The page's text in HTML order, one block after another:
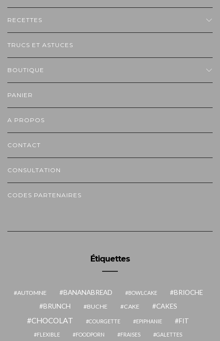
RECETTES
TRUCS ET ASTUCES
BOUTIQUE
PANIER
A PROPOS
CONTACT
CONSULTATION
CODES PARTENAIRES
Étiquettes
AUTOMNE BANANABREAD BOWLCAKE
BRIOCHE
BRUNCH
BUCHE CAKE CAKES
CHOCOLAT COURGETTE EPIPHANIE FIT
FLEXIBLE FOODPORN FRAISES GALETTES